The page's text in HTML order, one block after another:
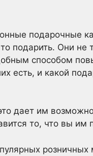
подарочные
подарить. Они не
способом
есть, и какой
дает им
то, что вы им
розничных